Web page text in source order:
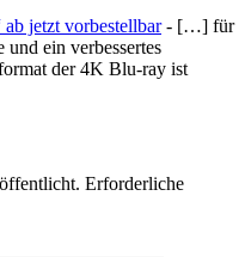
jetzt vorbestellbar- […] für
ein verbessertes
der 4K Blu-ray ist
Erforderliche